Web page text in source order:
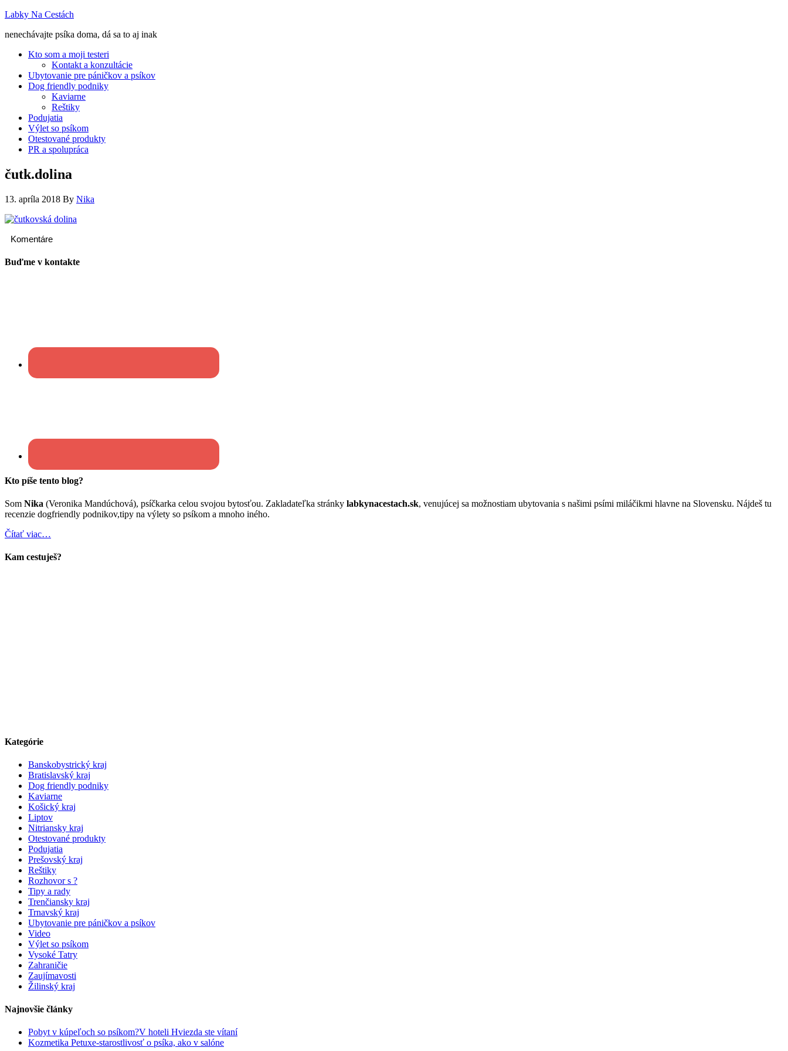
Labky Na Cestách
nenechávajte psíka doma, dá sa to aj inak
Kto som a moji testeri
Kontakt a konzultácie
Ubytovanie pre páničkov a psíkov
Dog friendly podniky
Kaviarne
Reštiky
Podujatia
Výlet so psíkom
Otestované produkty
PR a spolupráca
čutk.dolina
13. apríla 2018 By Nika
Komentáre
Buďme v kontakte
Kto píše tento blog?
Som Nika (Veronika Mandúchová), psíčkarka celou svojou bytosťou. Zakladateľka stránky labkynacestach.sk, venujúcej sa možnostiam ubytovania s našimi psími miláčikmi hlavne na Slovensku. Nájdeš tu
recenzie dogfriendly podnikov,tipy na výlety so psíkom a mnoho iného.
Čítať viac…
Kam cestuješ?
Kategórie
Banskobystrický kraj
Bratislavský kraj
Dog friendly podniky
Kaviarne
Košický kraj
Liptov
Nitriansky kraj
Otestované produkty
Podujatia
Prešovský kraj
Reštiky
Rozhovor s ?
Tipy a rady
Trenčiansky kraj
Trnavský kraj
Ubytovanie pre páničkov a psíkov
Video
Výlet so psíkom
Vysoké Tatry
Zahraničie
Zaujímavosti
Žilinský kraj
Najnovšie články
Pobyt v kúpeľoch so psíkom?V hoteli Hviezda ste vítaní
Kozmetika Petuxe-starostlivosť o psíka, ako v salóne